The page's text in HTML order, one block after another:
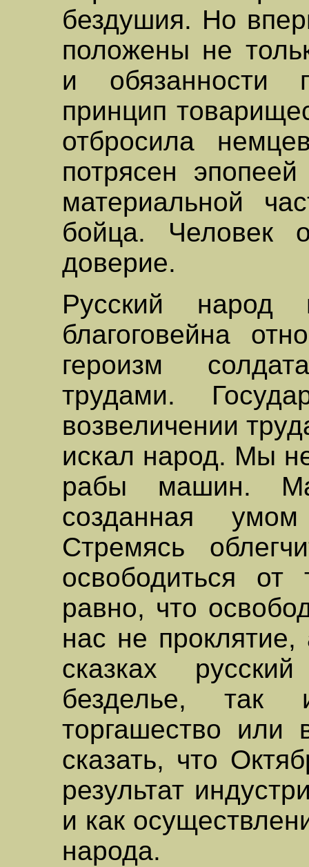
бездушия. Но
положены не
и обязанности
принцип
отбросила
потрясен
материальной
бойца. Человек
доверие.
Русский народ
благоговейна
героизм
трудами.
возвеличении
искал народ. Мы
рабы машин.
созданная
Стремясь
освободиться
равно, что
нас не
сказках
безделье, так
торгашество
сказать, что
результат
и как
народа.